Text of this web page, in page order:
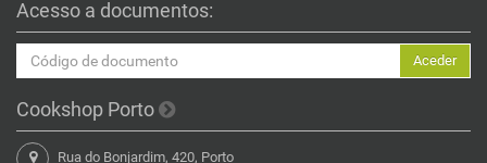
Acesso a documentos:
Aceder
Cookshop Porto
Rua do Bonjardim, 420, Porto